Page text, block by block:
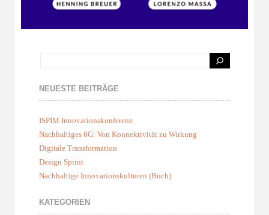
NEUESTE BEITRÄGE
ISPIM Innovationskonferenz
Nachhaltiges 6G: Von Konnektivität zu Wirkung
Digitale Transformation
Design Sprint
Nachhaltige Innovationskulturen (Buch)
KATEGORIEN